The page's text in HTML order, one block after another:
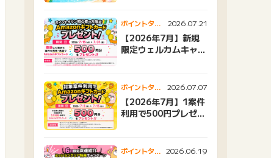
ポイントタウ
ンニュース
2026.07.21
【2026年7月】新規
限定ウェルカムキャン
ポイントタウ
ンニュース
2026.07.07
【2026年7月】1案件
利用で500円プレゼン
ポイントタウ 2026.06.19